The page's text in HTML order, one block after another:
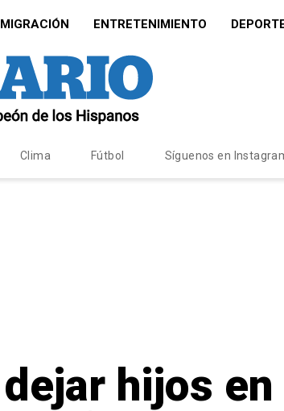
ENTRETENIMIENTO
Clima Fútbol Síguenos en
hijos en